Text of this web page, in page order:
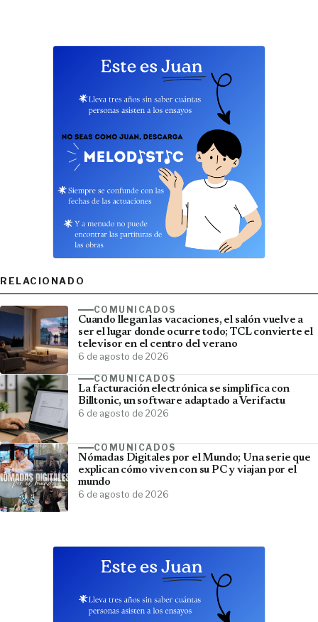
RELACIONADO
COMUNICADOS
Cuando llegan las vacaciones, el salón vuelve a
ser el lugar donde ocurre todo; TCL convierte el
televisor en el centro del verano
6 de agosto de 2026
COMUNICADOS
La facturación electrónica se simplifica con
Billtonic, un software adaptado a Verifactu
6 de agosto de 2026
COMUNICADOS
Nómadas Digitales por el Mundo; Una serie que
explican cómo viven con su PC y viajan por el
mundo
6 de agosto de 2026